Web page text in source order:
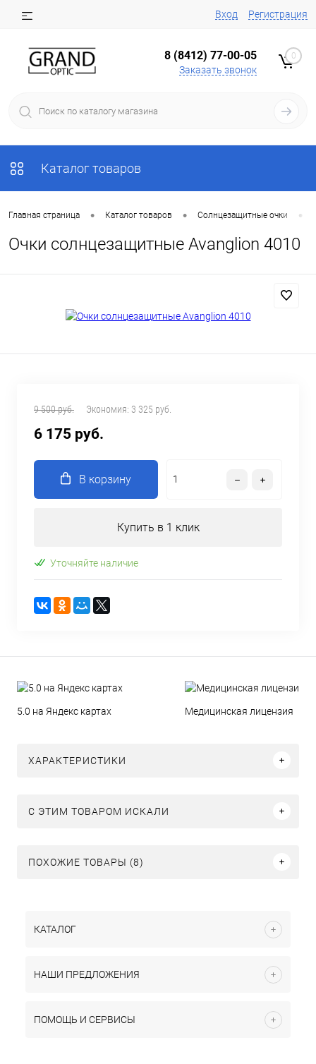
Вход Регистрация
8 (8412) 77-00-05
Заказать звонок
0
Каталог товаров
Главная страница • Каталог товаров • Солнцезащитные очки •
Очки солнцезащитные Avanglion 4010
9 500 руб. Экономия: 3 325 руб.
6 175 руб.
В корзину
Купить в 1 клик
Уточняйте наличие
5.0 на Яндекс картах Медицинская лицензия
ХАРАКТЕРИСТИКИ
C ЭТИМ ТОВАРОМ ИСКАЛИ
ПОХОЖИЕ ТОВАРЫ (8)
КАТАЛОГ
НАШИ ПРЕДЛОЖЕНИЯ
ПОМОЩЬ И СЕРВИСЫ